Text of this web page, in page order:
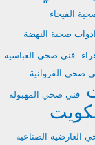
الفيحاء
صحية النهضة
فني صحي العباسية
صحي الفروانية
فني صحي المهبولة
العارضية الصناعية